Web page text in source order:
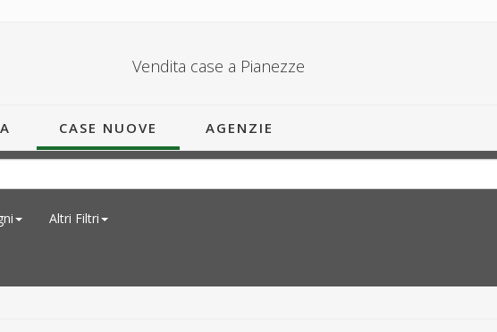
Vendita case a Pianezze
CASE NUOVE AGENZIE
Altri Filtri